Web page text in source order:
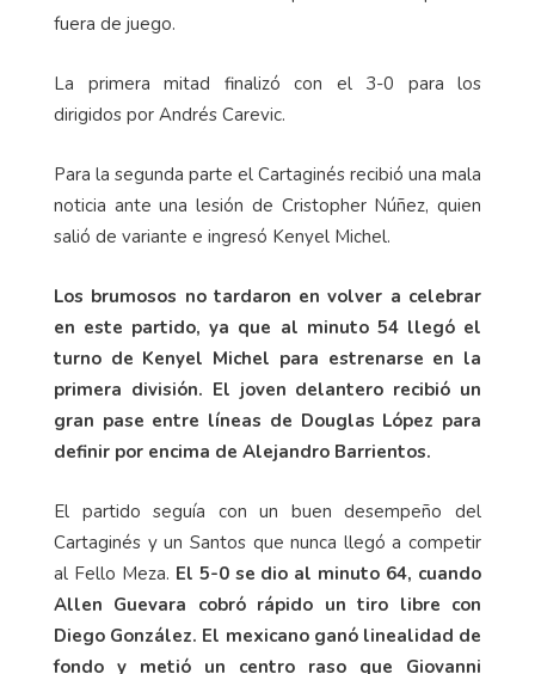
con Jostin Daly, quien no pudo superar en el mano a
fuera de juego.
dirigidos por Andrés Carevic.
Para la segunda parte el Cartaginés recibió una mala
salió de variante e ingresó Kenyel Michel.
Los brumosos no tardaron en volver a celebrar
en este partido, ya que al minuto 54 llegó el
turno de Kenyel Michel para estrenarse en la
primera división. El joven delantero recibió un
definir por encima de Alejandro Barrientos.
El partido seguía con un buen desempeño del
Cartaginés y un Santos que nunca llegó a competir
al Fello Meza. El 5-0 se dio al minuto 64, cuando
Allen Guevara cobró rápido un tiro libre con